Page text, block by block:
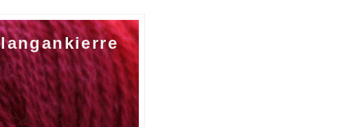
langankierre